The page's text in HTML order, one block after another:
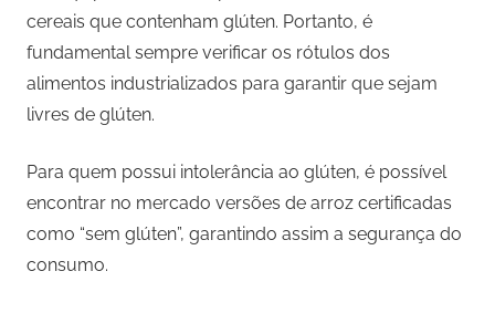
cereais que contenham glúten. Portanto, é
fundamental sempre verificar os rótulos dos
alimentos industrializados para garantir que sejam
livres de glúten.
Para quem possui intolerância ao glúten, é possível
encontrar no mercado versões de arroz certificadas
como “sem glúten”, garantindo assim a segurança do
consumo.